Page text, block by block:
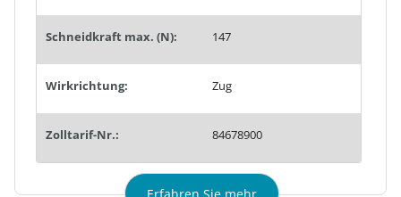
Schneidkraft max. (N): 147
Wirkrichtung: Zug
Zolltarif-Nr.: 84678900
Erfahren Sie mehr